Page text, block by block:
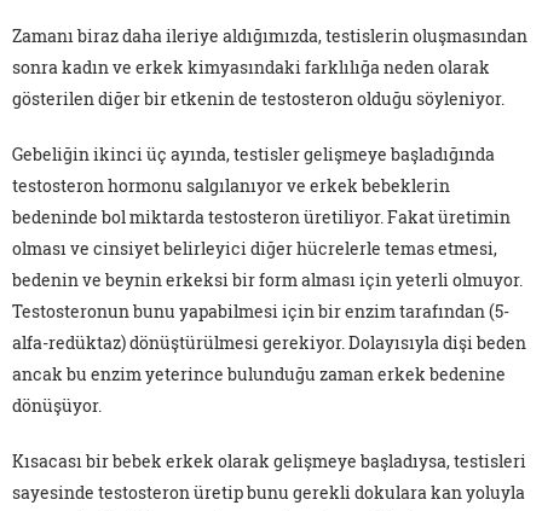
Zamanı biraz daha ileriye aldığımızda, testislerin oluşmasından
sonra kadın ve erkek kimyasındaki farklılığa neden olarak
gösterilen diğer bir etkenin de testosteron olduğu söyleniyor.
Gebeliğin ikinci üç ayında, testisler gelişmeye başladığında
testosteron hormonu salgılanıyor ve erkek bebeklerin
bedeninde bol miktarda testosteron üretiliyor. Fakat üretimin
olması ve cinsiyet belirleyici diğer hücrelerle temas etmesi,
bedenin ve beynin erkeksi bir form alması için yeterli olmuyor.
Testosteronun bunu yapabilmesi için bir enzim tarafından (5-
alfa-redüktaz) dönüştürülmesi gerekiyor. Dolayısıyla dişi beden
ancak bu enzim yeterince bulunduğu zaman erkek bedenine
dönüşüyor.
Kısacası bir bebek erkek olarak gelişmeye başladıysa, testisleri
sayesinde testosteron üretip bunu gerekli dokulara kan yoluyla